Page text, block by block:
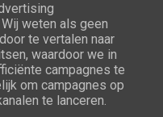
weten als geen
te vertalen naar
waardoor we in
campagnes te
om campagnes op
te lanceren.